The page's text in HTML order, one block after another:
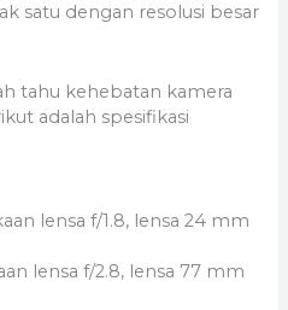
satu dengan resolusi besar
tahu kehebatan kamera
adalah spesifikasi
lensa f/1.8, lensa 24 mm
lensa f/2.8, lensa 77 mm